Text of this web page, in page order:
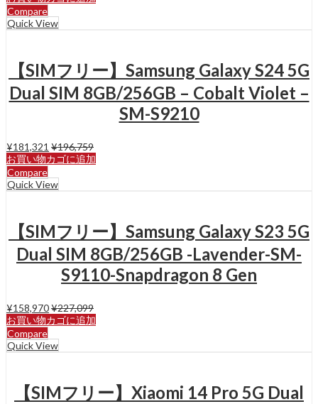
Compare
Quick View
【SIMフリー】Samsung Galaxy S24 5G
Dual SIM 8GB/256GB – Cobalt Violet –
SM-S9210
¥181,321 ¥196,759
お買い物カゴに追加
Compare
Quick View
【SIMフリー】Samsung Galaxy S23 5G
Dual SIM 8GB/256GB -Lavender-SM-
S9110-Snapdragon 8 Gen
¥158,970¥227,099
お買い物カゴに追加
Compare
Quick View
【SIMフリー】Xiaomi 14 Pro 5G Dual